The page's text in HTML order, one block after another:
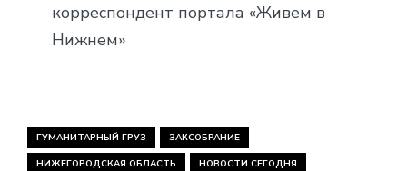
корреспондент портала «Живем в
Нижнем»
ГУМАНИТАРНЫЙ ГРУЗ ЗАКСОБРАНИЕ
НИЖЕГОРОДСКАЯ ОБЛАСТЬ НОВОСТИ СЕГОДНЯ